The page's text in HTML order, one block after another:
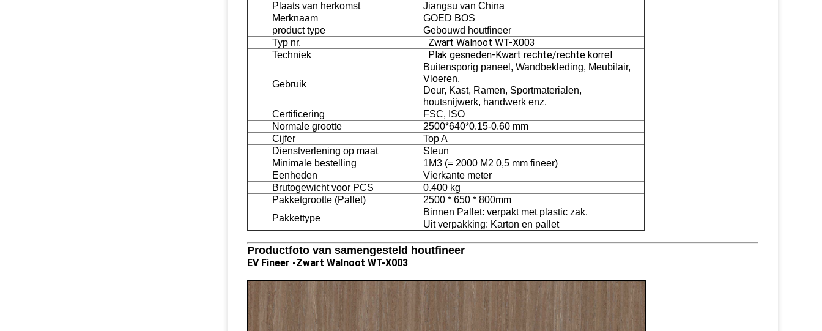
Plaats van herkomst
Jiangsu van China
Merknaam
GOED BOS
product type
Gebouwd houtfineer
Typ nr.
Zwart Walnoot WT-X003
Techniek Plak gesneden-Kwart rechte/rechte korrel
Gebruik
Buitensporig paneel, Wandbekleding, Meubilair,
Vloeren,
Deur, Kast, Ramen, Sportmaterialen,
houtsnijwerk, handwerk enz.
Certificering
FSC, ISO
Normale grootte
2500*640*0.15-0.60 mm
Cijfer
Top A
Dienstverlening op maat
Steun
Minimale bestelling
1M3 (= 2000 M2 0,5 mm fineer)
Eenheden
Vierkante meter
Brutogewicht voor PCS
0.400 kg
Pakketgrootte (Pallet)
2500 * 650 * 800mm
Pakkettype
Binnen Pallet: verpakt met plastic zak.
Uit verpakking: Karton en pallet
Productfoto van samengesteld houtfineer
EV Fineer -Zwart Walnoot WT-X003